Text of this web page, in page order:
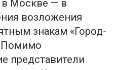
в Москве — в
возложения
знакам «Город-
Помимо
представители